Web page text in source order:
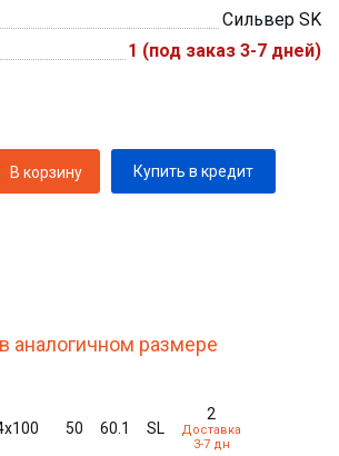
Сильвер SK
1 (под заказ 3-7 дней)
Купить в кредит
аналогичном размере
50 60.1 SL
2
Доставка
3-7 дн